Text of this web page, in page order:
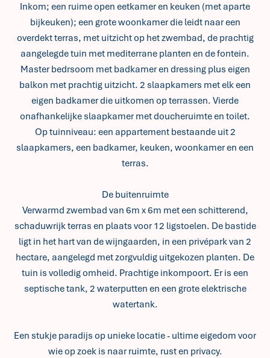
Inkom; een ruime open eetkamer en keuken (met aparte
bijkeuken); een grote woonkamer die leidt naar een
overdekt terras, met uitzicht op het zwembad, de prachtig
aangelegde tuin met mediterrane planten en de fontein.
Master bedrsoom met badkamer en dressing plus eigen
balkon met prachtig uitzicht. 2 slaapkamers met elk een
eigen badkamer die uitkomen op terrassen. Vierde
onafhankelijke slaapkamer met doucheruimte en toilet.
Op tuinniveau: een appartement bestaande uit 2
slaapkamers, een badkamer, keuken, woonkamer en een
terras.
De buitenruimte
Verwarmd zwembad van 6m x 6m met een schitterend,
schaduwrijk terras en plaats voor 12 ligstoelen. De bastide
ligt in het hart van de wijngaarden, in een privépark van 2
hectare, aangelegd met zorgvuldig uitgekozen planten. De
tuin is volledig omheid. Prachtige inkompoort. Er is een
septische tank, 2 waterputten en een grote elektrische
watertank.
Een stukje paradijs op unieke locatie - ultime eigedom voor
wie op zoek is naar ruimte, rust en privacy.